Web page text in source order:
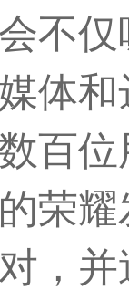
不
体
百
荣
，